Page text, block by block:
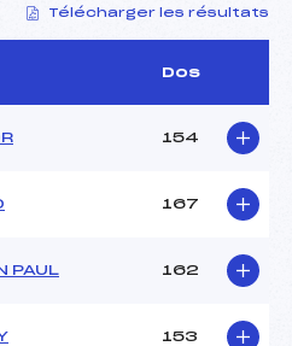
GAILLARD LILIAN (DA)
VANDEL LUDOVIC (MJ)
LEYDER CECILE (MJ)
DE LA PISTE
15 km
1156 m
40 m
Télécharger les résultats
Dos
154
167
PAUL 162
153